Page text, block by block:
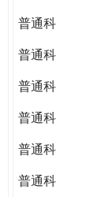
普通科
普通科
普通科
普通科
普通科
普通科